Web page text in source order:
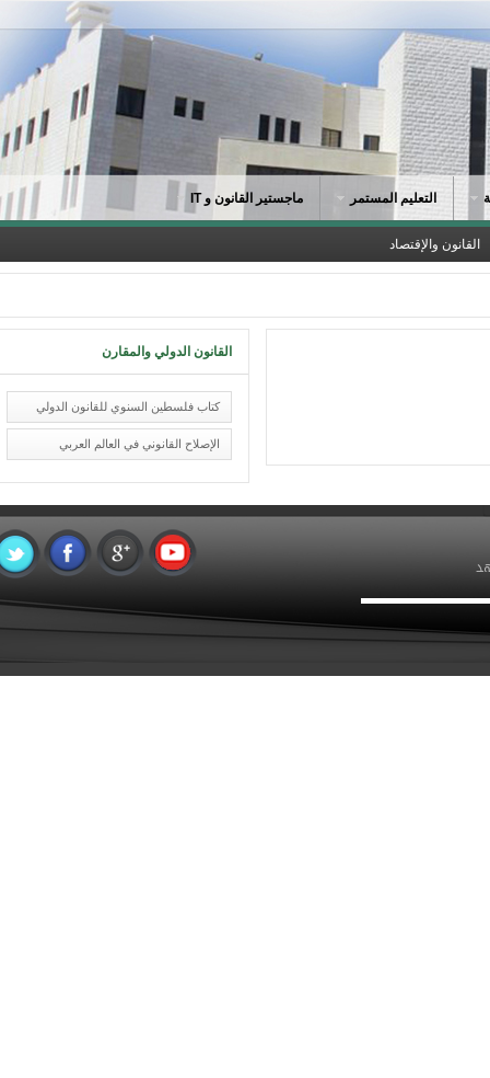
التعليم المستمر ماجستير القانون و IT
القانون والإقتصاد
القانون الدولي والمقارن
كتاب فلسطين السنوي للقانون الدولي
الإصلاح القانوني في العالم العربي